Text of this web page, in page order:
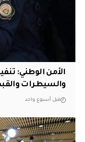
والسيطرات والقبض على
قبل أسبوع واحد